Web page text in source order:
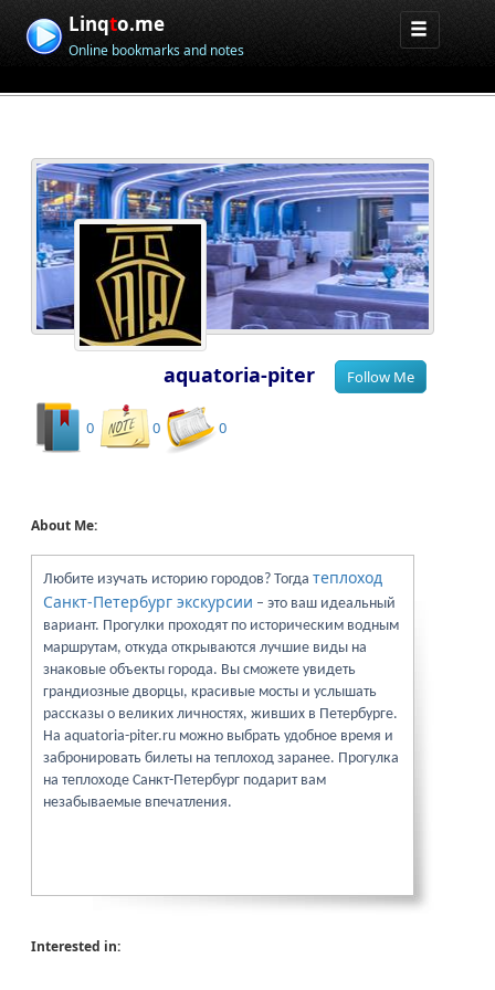
Linqto.me
Online bookmarks and notes
aquatoria-piter
0 0 0
About Me:
Любите изучать историю городов? Тогда теплоход
Санкт-Петербург экскурсии – это ваш идеальный
вариант. Прогулки проходят по историческим водным
маршрутам, откуда открываются лучшие виды на
знаковые объекты города. Вы сможете увидеть
грандиозные дворцы, красивые мосты и услышать
рассказы о великих личностях, живших в Петербурге.
На aquatoria-piter.ru можно выбрать удобное время и
забронировать билеты на теплоход заранее. Прогулка
на теплоходе Санкт-Петербург подарит вам
незабываемые впечатления.
Interested in: